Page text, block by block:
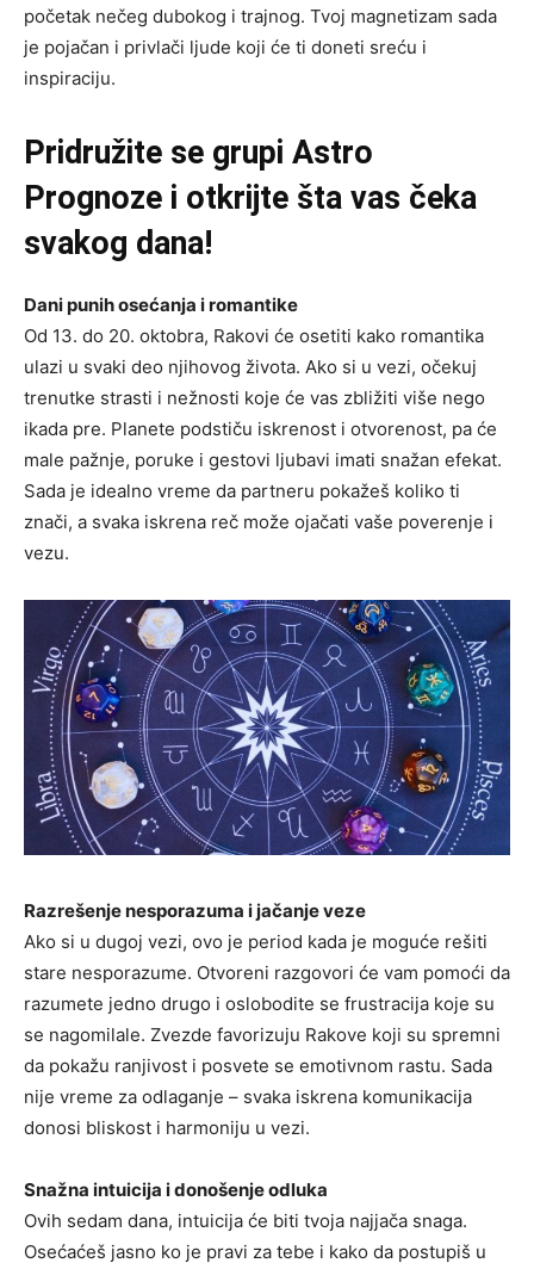
početak nečeg dubokog i trajnog. Tvoj magnetizam sada
je pojačan i privlači ljude koji će ti doneti sreću i
inspiraciju.
Pridružite se grupi Astro
Prognoze i otkrijte šta vas čeka
svakog dana!
Dani punih osećanja i romantike
Od 13. do 20. oktobra, Rakovi će osetiti kako romantika
ulazi u svaki deo njihovog života. Ako si u vezi, očekuj
trenutke strasti i nežnosti koje će vas zbližiti više nego
ikada pre. Planete podstiču iskrenost i otvorenost, pa će
male pažnje, poruke i gestovi ljubavi imati snažan efekat.
Sada je idealno vreme da partneru pokažeš koliko ti
znači, a svaka iskrena reč može ojačati vaše poverenje i
vezu.
Razrešenje nesporazuma i jačanje veze
Ako si u dugoj vezi, ovo je period kada je moguće rešiti
stare nesporazume. Otvoreni razgovori će vam pomoći da
razumete jedno drugo i oslobodite se frustracija koje su
se nagomilale. Zvezde favorizuju Rakove koji su spremni
da pokažu ranjivost i posvete se emotivnom rastu. Sada
nije vreme za odlaganje – svaka iskrena komunikacija
donosi bliskost i harmoniju u vezi.
Snažna intuicija i donošenje odluka
Ovih sedam dana, intuicija će biti tvoja najjača snaga.
Osećaćeš jasno ko je pravi za tebe i kako da postupiš u